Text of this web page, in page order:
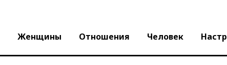
Женщины Отношения Человек